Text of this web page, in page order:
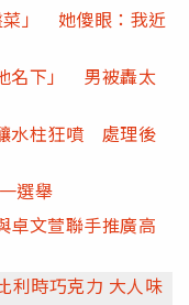
菜」 她傻眼：我近
名下」 男被轟太
水柱狂噴 處理後
選舉
文萱聯手推廣高
利時巧克力 大人味